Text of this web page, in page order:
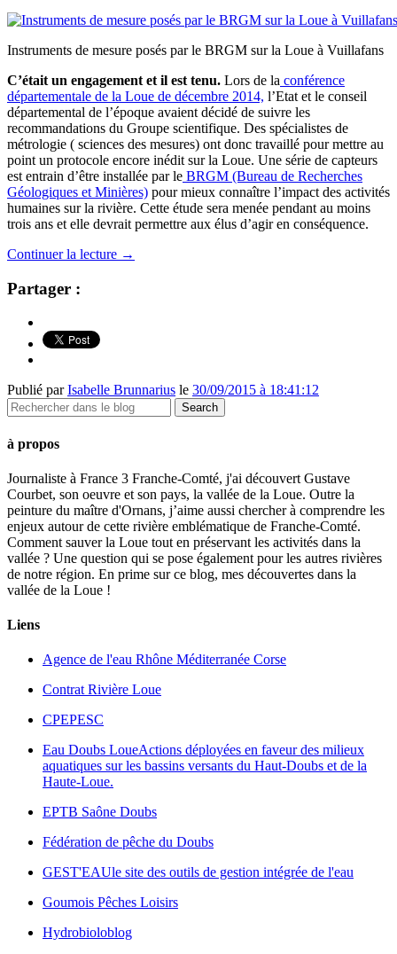
Instruments de mesure posés par le BRGM sur la Loue à Vuillafans
C’était un engagement et il est tenu. Lors de la conférence
départementale de la Loue de décembre 2014, l’Etat et le conseil
départemental de l’époque avaient décidé de suivre les
recommandations du Groupe scientifique. Des spécialistes de
métrologie ( sciences des mesures) ont donc travaillé pour mettre au
point un protocole encore inédit sur la Loue. Une série de capteurs
est entrain d’être installée par le BRGM (Bureau de Recherches
Géologiques et Minières) pour mieux connaître l’impact des activités
humaines sur la rivière. Cette étude sera menée pendant au moins
trois ans et elle devrait permettre aux élus d’agir en conséquence.
Continuer la lecture →
Partager :
Publié parIsabelle Brunnarius le 30/09/2015 à 18:41:12
à propos
Journaliste à France 3 Franche-Comté, j'ai découvert Gustave
Courbet, son oeuvre et son pays, la vallée de la Loue. Outre la
peinture du maître d'Ornans, j’aime aussi chercher à comprendre les
enjeux autour de cette rivière emblématique de Franche-Comté.
Comment sauver la Loue tout en préservant les activités dans la
vallée ? Une question qui se pose également pour les autres rivières
de notre région. En prime sur ce blog, mes découvertes dans la
vallée de la Loue !
Liens
Agence de l'eau Rhône Méditerranée Corse
Contrat Rivière Loue
CPEPESC
Eau Doubs LoueActions déployées en faveur des milieux
aquatiques sur les bassins versants du Haut-Doubs et de la
Haute-Loue.
EPTB Saône Doubs
Fédération de pêche du Doubs
GEST'EAUle site des outils de gestion intégrée de l'eau
Goumois Pêches Loisirs
Hydrobioloblog